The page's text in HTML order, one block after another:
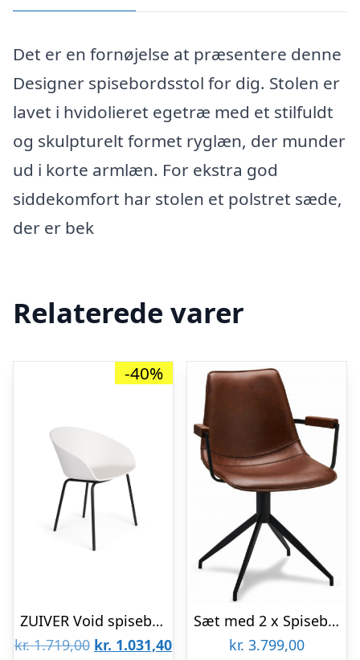
Det er en fornøjelse at præsentere denne
Designer spisebordsstol for dig. Stolen er
lavet i hvidolieret egetræ med et stilfuldt
og skulpturelt formet ryglæn, der munder
ud i korte armlæn. For ekstra god
siddekomfort har stolen et polstret sæde,
der er bek
Relaterede varer
-40%
ZUIVER Void spisebordsstol, m. armlæn – mælkehvid genanvendt polypropylen og sort stål
kr.1.719,00 Den
kr. 1.031,40Den
Sæt med 2 x Spisebordsstole med armlæn og drejefod i metal og PU-læder H84 cm – Sort/Lysebrun
kr. 3.799,00